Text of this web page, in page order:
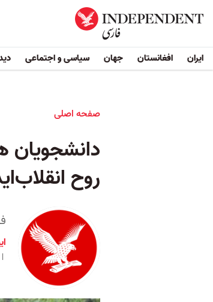
ایران افغانستان جهان سیاسی و اجتماعی
صفحه اصلی
دانشجویان
روح